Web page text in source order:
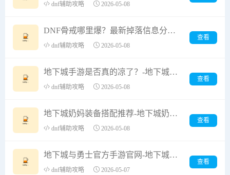
dnf辅助攻略 2026-05-08
DNF骨戒哪里爆？最新掉落信息分享-DNF骨戒掉落地点及获取方式详解
dnf辅助攻略 2026-05-08
查看
地下城手游是否真的凉了？-地下城手游还能不能继续玩？
dnf辅助攻略 2026-05-08
查看
地下城奶妈装备搭配推荐-地下城奶妈最佳装备搭配指南
dnf辅助攻略 2026-05-08
查看
地下城与勇士官方手游官网-地下城与勇士官方手游官网下载与玩法介绍
dnf辅助攻略 2026-05-07
查看